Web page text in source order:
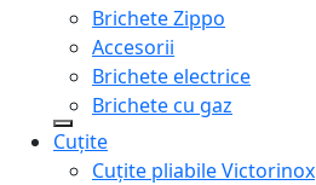
Brichete Zippo
Accesorii
Brichete electrice
Brichete cu gaz
Cuțite
Cuțite pliabile Victorinox